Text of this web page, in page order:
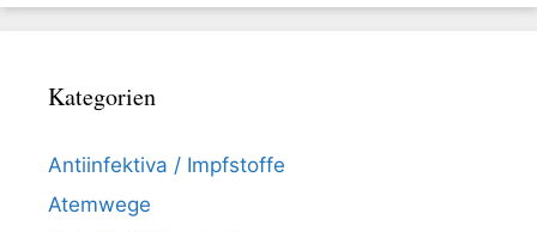
Kategorien
Antiinfektiva / Impfstoffe
Atemwege